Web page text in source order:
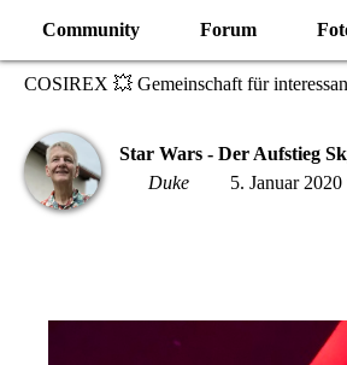
Community Forum
COSIREX 💥 Gemeinschaft für
Star Wars - Der Aufstieg
Duke
5. Januar 2020